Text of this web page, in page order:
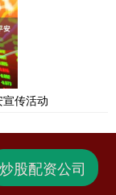
传活动
炒股配资公司